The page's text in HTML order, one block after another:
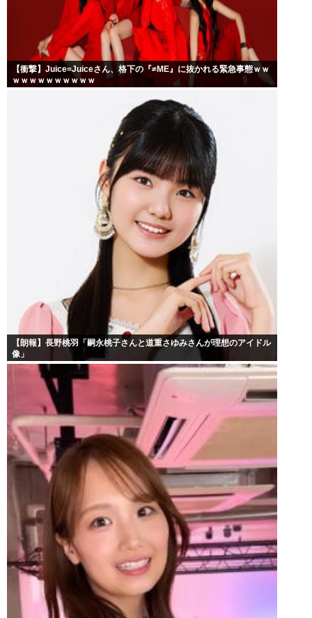
【衝撃】Juice=Juiceさん、格下の『≠ME』に抜かれる緊急事態ｗｗ
ｗｗｗｗｗｗｗｗｗｗ
【朗報】長野桃羽「嗣永桃子さんと道重さゆみさんが理想のアイドル
像」